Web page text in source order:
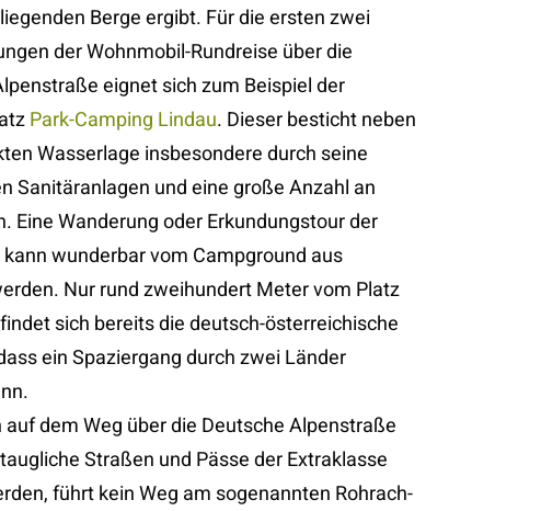
Berge ergibt. Für die ersten zwei
der Wohnmobil-Rundreise über die
eignet sich zum Beispiel der
Park-Camping Lindau. Dieser besticht neben
Wasserlage insbesondere durch seine
Sanitäranlagen und eine große Anzahl an
Eine Wanderung oder Erkundungstour der
wunderbar vom Campground aus
Nur rund zweihundert Meter vom Platz
sich bereits die deutsch-österreichische
ein Spaziergang durch zwei Länder
auf dem Weg über die Deutsche Alpenstraße
Straßen und Pässe der Extraklasse
führt kein Weg am sogenannten Rohrach-